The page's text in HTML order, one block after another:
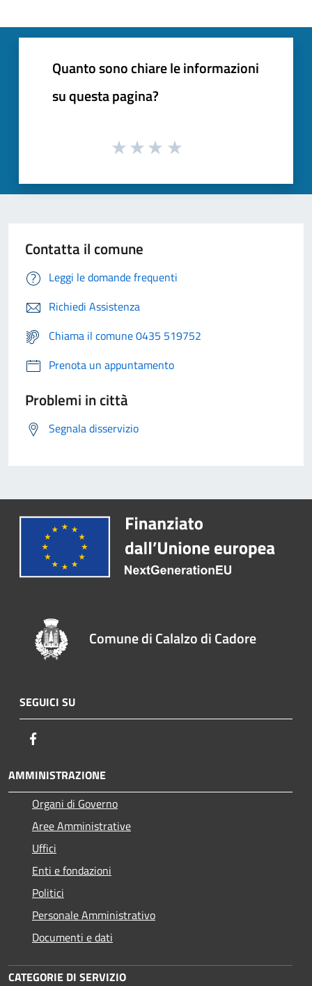
Quanto sono chiare le informazioni
su questa pagina?
Contatta il comune
Leggi le domande frequenti
Richiedi Assistenza
Chiama il comune 0435 519752
Prenota un appuntamento
Problemi in città
Segnala disservizio
Comune di Calalzo di Cadore
SEGUICI SU
AMMINISTRAZIONE
Organi di Governo
Aree Amministrative
Uffici
Enti e fondazioni
Politici
Personale Amministrativo
Documenti e dati
CATEGORIE DI SERVIZIO